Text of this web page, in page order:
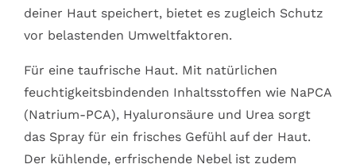
deiner Haut speichert, bietet es zugleich Schutz
vor belastenden Umweltfaktoren.
Für eine taufrische Haut. Mit natürlichen
feuchtigkeitsbindenden Inhaltsstoffen wie NaPCA
(Natrium-PCA), Hyaluronsäure und Urea sorgt
das Spray für ein frisches Gefühl auf der Haut.
Der kühlende, erfrischende Nebel ist zudem